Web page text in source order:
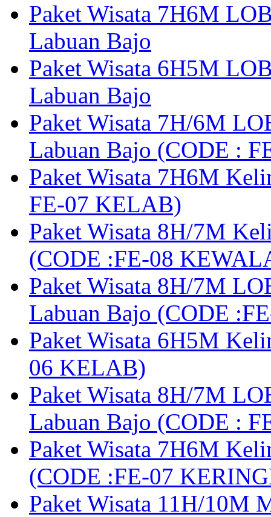
Paket Wisata 7H6M
Labuan Bajo
Paket Wisata 6H5M
Labuan Bajo
Paket Wisata 7H/6M
Labuan Bajo (CODE :
Paket Wisata 7H6M
FE-07 KELAB)
Paket Wisata 8H/7M
(CODE :FE-08
Paket Wisata 8H/7M
Labuan Bajo (CODE
Paket Wisata 6H5M
06 KELAB)
Paket Wisata 8H/7M
Labuan Bajo (CODE :
Paket Wisata 7H6M
(CODE :FE-07
Paket Wisata 11H/10M